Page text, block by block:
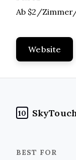
Ab $2/
Website
10